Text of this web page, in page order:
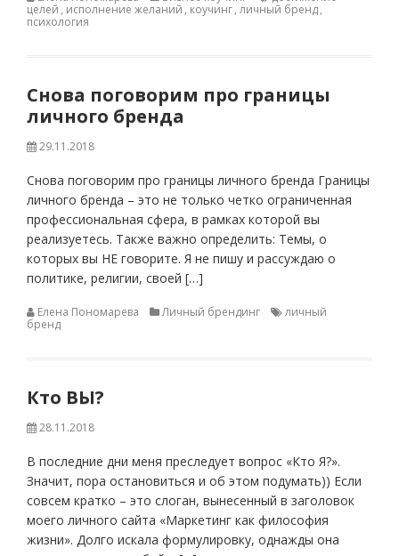
целей , исполнение желаний , коучинг, личный бренд,
психология
Снова поговорим про границы
личного бренда
29.11.2018
Снова поговорим про границы личного бренда Границы
личного бренда – это не только четко ограниченная
профессиональная сфера, в рамках которой вы
реализуетесь. Также важно определить: Темы, о
которых вы НЕ говорите. Я не пишу и рассуждаю о
политике, религии, своей […]
Елена Пономарева Личный брендинг
личный
бренд
Кто ВЫ?
28.11.2018
В последние дни меня преследует вопрос «Кто Я?».
Значит, пора остановиться и об этом подумать)) Если
совсем кратко – это слоган, вынесенный в заголовок
моего личного сайта «Маркетинг как философия
жизни». Долго искала формулировку, однажды она